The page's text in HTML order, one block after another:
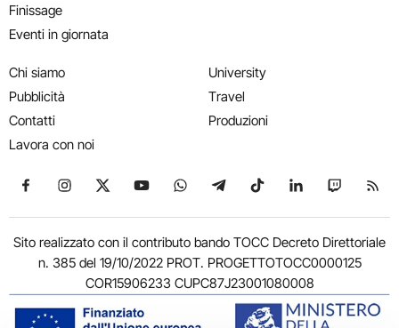
Finissage
Eventi in giornata
Chi siamo
Pubblicità
Contatti
Lavora con noi
University
Travel
Produzioni
Seguici su Facebook
Seguici su Instagram
Seguici su X
Seguici su YouTube
Seguici su WhatsApp
Seguici su Telegram
Seguici su TikTok
Seguici su
Seguici
Sito realizzato con il contributo bando TOCC Decreto Direttoriale
n. 385 del 19/10/2022 PROT. PROGETTOTOCC0000125
COR15906233 CUPC87J23001080008